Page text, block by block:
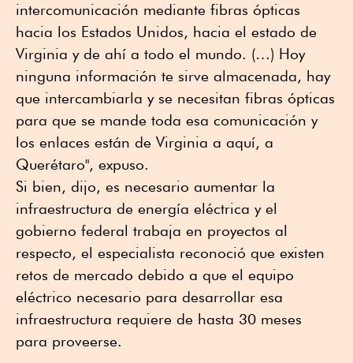
intercomunicación mediante fibras ópticas
hacia los Estados Unidos, hacia el estado de
Virginia y de ahí a todo el mundo. (…) Hoy
ninguna información te sirve almacenada, hay
que intercambiarla y se necesitan fibras ópticas
para que se mande toda esa comunicación y
los enlaces están de Virginia a aquí, a
Querétaro", expuso.
Si bien, dijo, es necesario aumentar la
infraestructura de energía eléctrica y el
gobierno federal trabaja en proyectos al
respecto, el especialista reconoció que existen
retos de mercado debido a que el equipo
eléctrico necesario para desarrollar esa
infraestructura requiere de hasta 30 meses
para proveerse.